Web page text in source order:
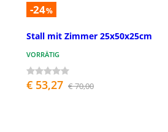
-24%
Stall mit Zimmer 25x50x25cm
VORRÄTIG
€ 53,27 € 70,00